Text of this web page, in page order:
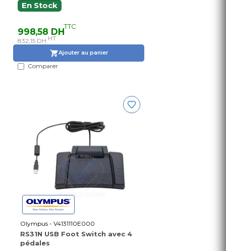
En Stock
998,58 DHTTC
832,15 DH HT
Ajouter au panier
Comparer
Olympus - V4131110E000
RS31N USB Foot Switch avec 4
pédales